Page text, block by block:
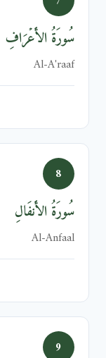
سُورَةُ الأَعۡرَافِ
Al-A'raaf
8
سُورَةُ الأَنفَالِ
Al-Anfaal
9